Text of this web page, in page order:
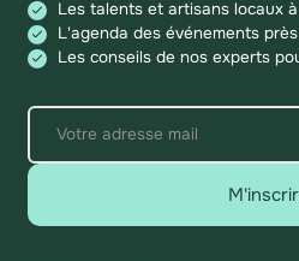
Les talents et artisans locaux
L'agenda des événements
Les conseils de nos experts